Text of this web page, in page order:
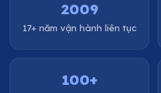
2009
17+ năm vận hành liên tục
100+